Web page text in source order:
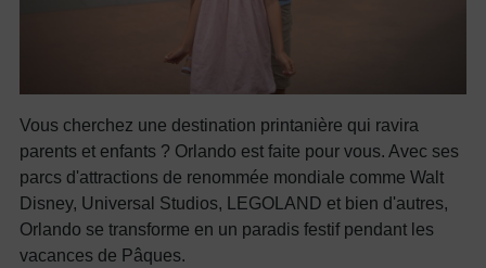
Vous cherchez une destination printanière qui ravira
parents et enfants ? Orlando est faite pour vous. Avec ses
parcs d'attractions de renommée mondiale comme Walt
Disney, Universal Studios, LEGOLAND et bien d'autres,
Orlando se transforme en un paradis festif pendant les
vacances de Pâques.